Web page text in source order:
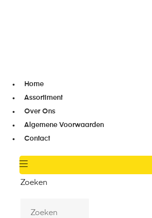
Home
Assortiment
Over Ons
Algemene Voorwaarden
Contact
Zoeken